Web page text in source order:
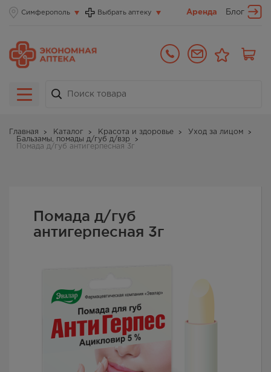
Симферополь Выбрать аптеку Аренда Блог
Главная Каталог Красота и здоровье
Уход за лицом
Бальзамы, помады д/губ д/взр
Помада д/губ антигерпесная 3г
Помада д/губ
антигерпесная 3г